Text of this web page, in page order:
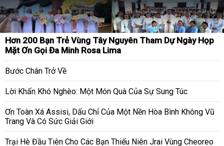
Hơn 200 Bạn Trẻ Vùng Tây Nguyên Tham Dự Ngày Họp
Mặt Ơn Gọi Đa Minh Rosa Lima
Bước Chân Trở Về
Lời Khấn Khó Nghèo: Một Món Quà Của Sự Sung Túc
Ơn Toàn Xá Assisi, Dấu Chỉ Của Một Nền Hòa Bình Không Vũ
Trang Và Có Sức Giải Giới
Trại Hè Đầu Tiên Cho Các Bạn Thiếu Niên Jrai Vùng Cheoreo